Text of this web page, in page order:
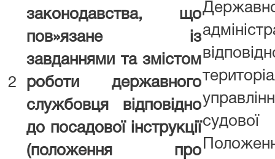
2
законодавства, що
пов»язане із
завданнями та змістом
роботи державного
службовця відповідно
до посадової інструкції
(положення про